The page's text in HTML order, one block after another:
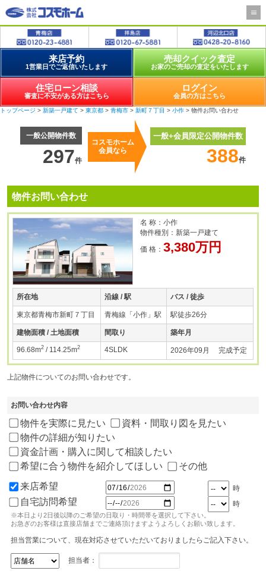
来店予約
1営業日でご返信いたします
売却クイック査定
お家のご売却の査定をいたします
住宅ローン相談
審査に不安がある方はこちら
ログイン
会員の方はこちら
トップページ > 新築一戸建て > 東京都 > 青梅市 > 新町７丁目 > 小作 > 物件お問い合わせ
一般公開物件数
297件
コスモホーム
会員なら
一般+会員限定公開物件数
388件
物件お問い合わせ
名 称：小作
物件種別：新築一戸建て
価 格： 3,380万円
所在地 沿線 / 駅 バス / 徒歩
東京都青梅市新町７丁目 青梅線「小作」駅 駅徒歩26分
建物面積 / 土地面積 間取り 築年月
96.68m2 / 114.25m2 4SLDK 2026年09月 完成予定
上記物件についてのお問い合わせです。
お問い合わせ内容
物件を実際に見たい
資料・間取り図を見たい
物件の詳細が知りたい
資金計画・購入に関して相談したい
希望に合う物件を紹介してほしい
その他
来店希望 時
自宅訪問希望 時
※本日より2日後以降のご希望の日取り・時間帯を選択して下さい。
お急ぎのお客様は直接店舗までご連絡頂けますようよろしくお願い致します。
担当営業について、現在対応させていただいておりましたらご記入下さい。
担当者：